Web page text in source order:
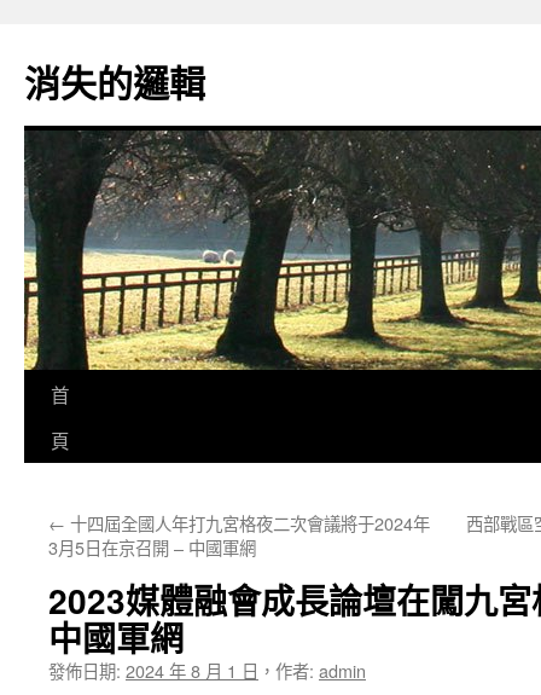
主
要
消失的邏輯
首
頁
← 十四屆全國人年打九宮格夜二次會議將于2024年
3月5日在京召開 – 中國軍網
西部戰區
2023媒體融會成長論壇在闖九
中國軍網
發佈日期: 2024 年 8 月 1 日 ， 作者: admin